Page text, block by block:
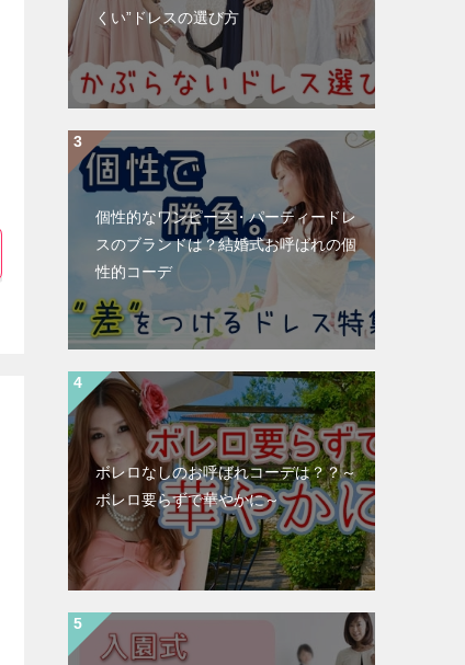
くい”ドレスの選び方
個性的なワンピース・パーティードレ
スのブランドは？結婚式お呼ばれの個
性的コーデ
ボレロなしのお呼ばれコーデは？？～
ボレロ要らずで華やかに～